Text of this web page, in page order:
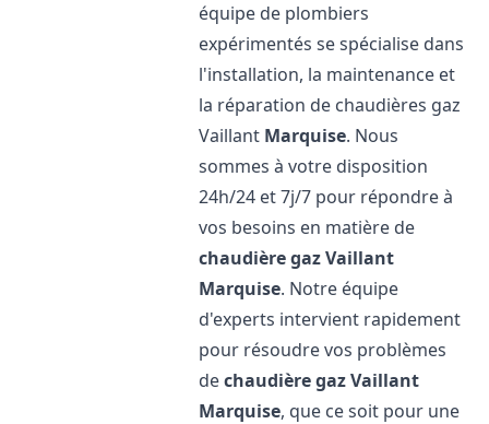
équipe de plombiers
expérimentés se spécialise dans
l'installation, la maintenance et
la réparation de chaudières gaz
Vaillant Marquise. Nous
sommes à votre disposition
24h/24 et 7j/7 pour répondre à
vos besoins en matière de
chaudière gaz Vaillant
Marquise. Notre équipe
d'experts intervient rapidement
pour résoudre vos problèmes
dechaudière gaz Vaillant
Marquise, que ce soit pour une